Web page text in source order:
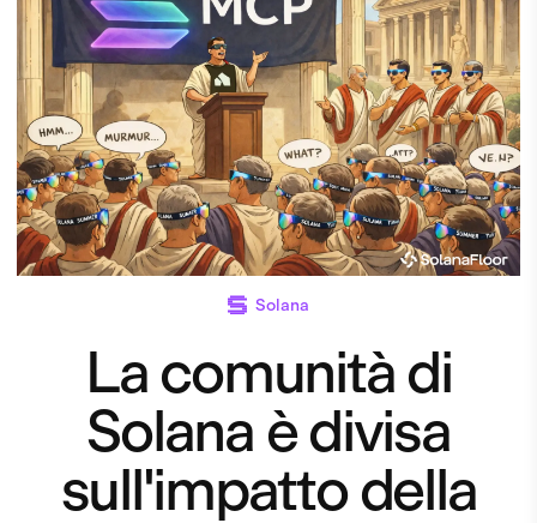
Solana
La comunità di
Solana è divisa
sull'impatto della